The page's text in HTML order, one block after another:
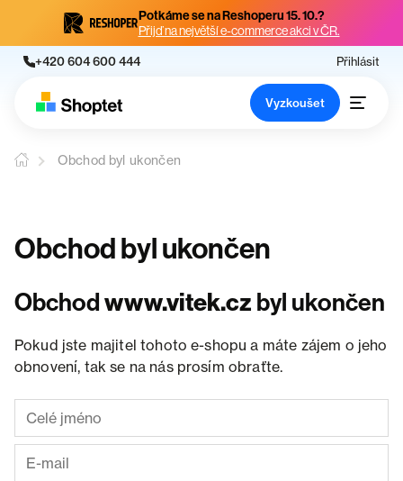
Potkáme se na Reshoperu 15. 10.?
Přijď na největší e-commerce akci v ČR.
+420 604 600 444 Přihlásit
Vyzkoušet
Obchod byl ukončen
Obchod byl ukončen
Obchodwww.vitek.cz byl ukončen
Pokud jste majitel tohoto e-shopu a máte zájem o jeho
obnovení, tak se na nás prosím obraťte.